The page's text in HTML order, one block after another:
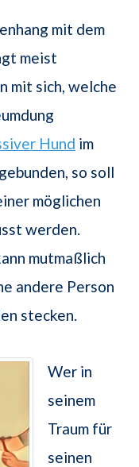
mit dem
meist
mit sich, welche
Hund im
so soll
möglichen
werden.
mutmaßlich
andere Person
stecken.
Wer in
seinem
Traum für
seinen